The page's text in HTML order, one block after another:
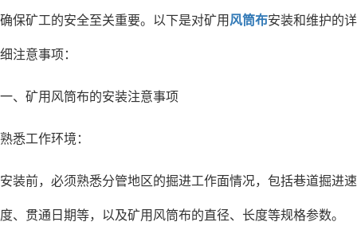
确保矿工的安全至关重要。以下是对矿用 风筒布安装和维护的详
细注意事项：
一、矿用风筒布的安装注意事项
熟悉工作环境：
安装前，必须熟悉分管地区的掘进工作面情况，包括巷道掘进速
度、贯通日期等，以及矿用风筒布的直径、长度等规格参数。